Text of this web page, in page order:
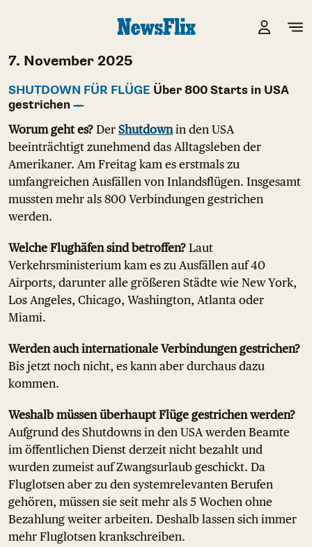
7. November 2025
SHUTDOWN FÜR FLÜGE Über 800 Starts in USA
gestrichen
Worum geht es? Der Shutdownin den USA
beeinträchtigt zunehmend das Alltagsleben der
Amerikaner. Am Freitag kam es erstmals zu
umfangreichen Ausfällen von Inlandsflügen. Insgesamt
mussten mehr als 800 Verbindungen gestrichen
werden.
Welche Flughäfen sind betroffen? Laut
Verkehrsministerium kam es zu Ausfällen auf 40
Airports, darunter alle größeren Städte wie New York,
Los Angeles, Chicago, Washington, Atlanta oder
Miami.
Werden auch internationale Verbindungen gestrichen?
Bis jetzt noch nicht, es kann aber durchaus dazu
kommen.
Weshalb müssen überhaupt Flüge gestrichen werden?
Aufgrund des Shutdowns in den USA werden Beamte
im öffentlichen Dienst derzeit nicht bezahlt und
wurden zumeist auf Zwangsurlaub geschickt. Da
Fluglotsen aber zu den systemrelevanten Berufen
gehören, müssen sie seit mehr als 5 Wochen ohne
Bezahlung weiter arbeiten. Deshalb lassen sich immer
mehr Fluglotsen krankschreiben.